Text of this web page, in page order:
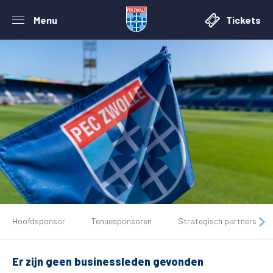
Menu Tickets
Tickets
Matchdays
Hoofdsponsor Tenuesponsoren Strategisch partners
Er zijn geen businessleden gevonden